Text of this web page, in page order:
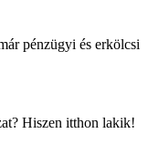
pénzügyi és erkölcsi
Hiszen itthon lakik!